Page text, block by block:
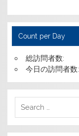
Count per Day
総訪問者数:
今日の訪問者数: